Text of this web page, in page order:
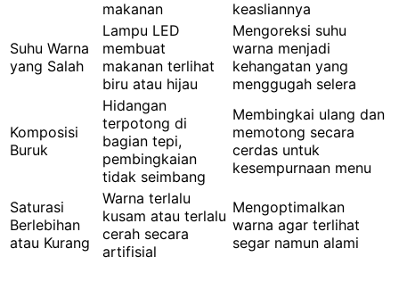
makanan
keasliannya
Suhu Warna
yang Salah
Lampu LED
membuat
makanan terlihat
biru atau hijau
Mengoreksi suhu
warna menjadi
kehangatan yang
menggugah selera
Komposisi
Buruk
Hidangan
terpotong di
bagian tepi,
pembingkaian
tidak seimbang
Membingkai ulang dan
memotong secara
cerdas untuk
kesempurnaan menu
Saturasi
Berlebihan
atau Kurang
Warna terlalu
kusam atau terlalu
cerah secara
artifisial
Mengoptimalkan
warna agar terlihat
segar namun alami